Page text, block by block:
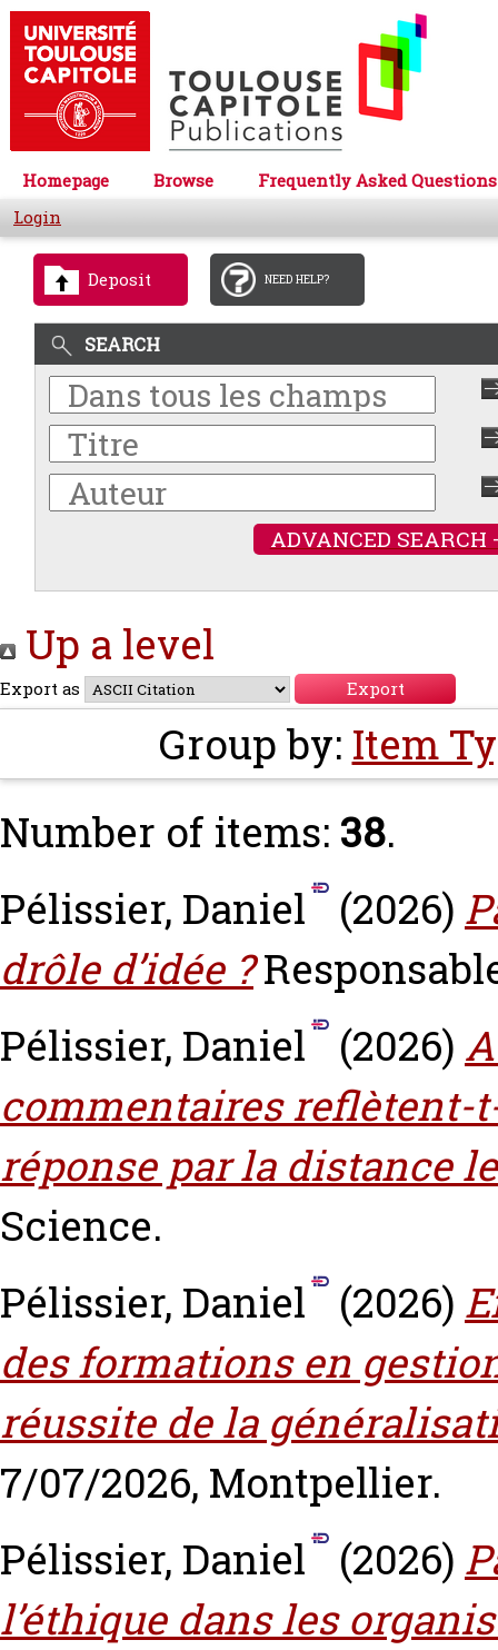
Homepage Browse
Frequently Asked Questions
Login
Deposit NEED HELP?
SEARCH
ADVANCED SEARCH
Up a level
Export as
Group by: Item
Number of items: 38.
Pélissier, Daniel
(2026)
drôle d’idée ?
Pélissier, Daniel
(2026)
commentaires reflètent-
réponse par la distance
Science.
Pélissier, Daniel
(2026)
des formations en
réussite de la
7/07/2026, Montpellier.
Pélissier, Daniel
(2026)
l’éthique dans les